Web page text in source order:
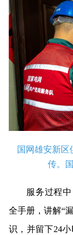
国网雄安新
传。
服务过程
全手册，讲解“
识，并留下24